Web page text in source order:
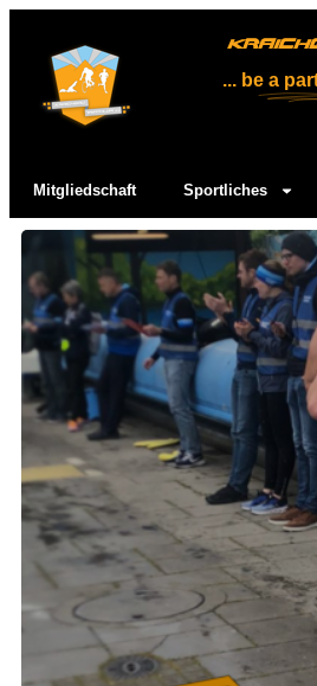
... be a
Mitgliedschaft Sportliches